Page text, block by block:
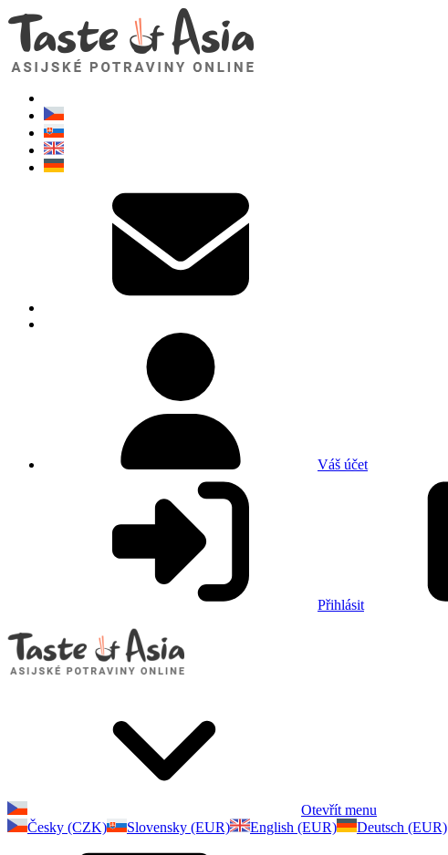
Váš účet
Přihlásit
Otevřít menu
Česky (CZK)
Slovensky (EUR) English (EUR) Deutsch (EUR)